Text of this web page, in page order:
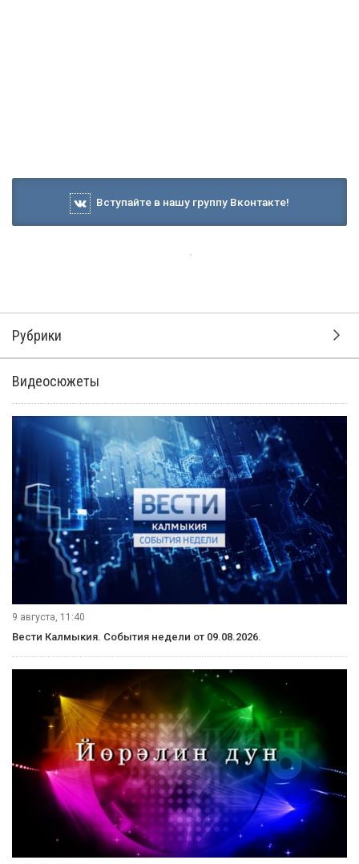
Вступайте в нашу группу Вконтакте!
по доступности аренды жилья
Исследование подготовлено агентством «РИА Рейтинг».
Наш опрос на улицах столицы показал, что не у всех есть
возможность оформить дорогостоящий кредит и поэтому
чаще снимают квартиры. При этом стоимость аренды в
этом году значительно поднялась.
Почему снять жильё в Элисте стало так дорого - смотрите
подробнее в нашем сюжете.